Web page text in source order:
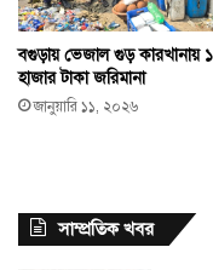
বগুড়ায় ভেজাল গুড় কারখানায়
হাজার টাকা জরিমানা
জানুয়ারি ১১, ২০২৬
সাম্প্রতিক খবর